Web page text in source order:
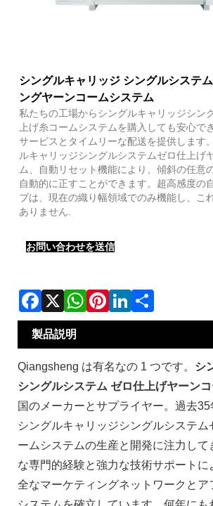
シングルキャリッジ シングルシステ
ングヤーンコームシステム
私たちの工場からシングルキャリッジシン
上げ糸コームシステムを購入しても安心で
サービスとタイムリーな配送を提供します
ルキャリッジシングルシステムゼロ仕上げ
ム、自動リセット機能により、傾斜の任意
自動的に正すことができます。超高感度の
ブは、現在の織り幅領域でのみ機能し、こ
ありません.
お問い合わせを送信
製品説明
Qiangsheng は有名なの 1 つです。 シ
シングルシステム ゼロ仕上げヤーン
国のメーカーとサプライヤー。過去
シングルキャリッジシングルシステム
ームシステムの生産と開発に注力して
な専門的経験と強力な技術サポートに
全なマーケティングネットワークとア